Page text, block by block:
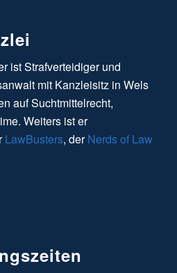
ist Strafverteidiger und
mit Kanzleisitz in Wels
auf Suchtmittelrecht,
Weiters ist er
LawBusters, derNerds of Law